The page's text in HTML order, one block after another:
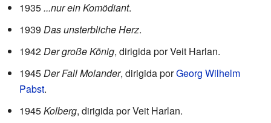
1935...nur ein Komödiant.
1939 Das unsterbliche Herz.
1942Der große König, dirigida por Veit Harlan.
1945Der Fall Molander, dirigida porGeorg Wilhelm
Pabst.
1945Kolberg, dirigida por Veit Harlan.